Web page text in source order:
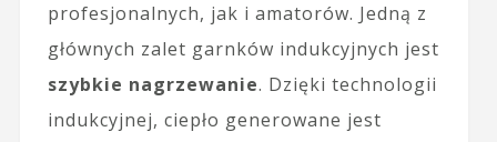
profesjonalnych, jak i amatorów. Jedną z
głównych zalet garnków indukcyjnych jest
szybkie nagrzewanie. Dzięki technologii
indukcyjnej, ciepło generowane jest